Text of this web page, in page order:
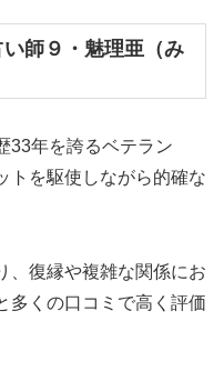
師９・魅理亜（み
33年を誇るベテラン
トを駆使しながら的確な
、復縁や複雑な関係にお
多くの口コミで高く評価